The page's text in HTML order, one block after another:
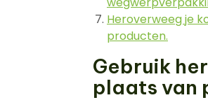
Heroverweeg je
producten.
Gebruik
plaats van